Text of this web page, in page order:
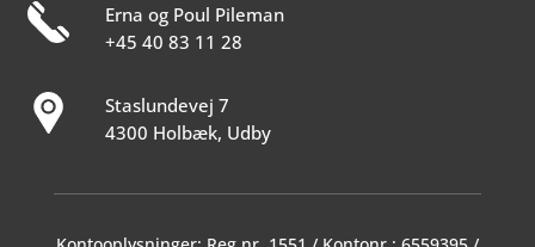
Erna og Poul Pileman
+45 40 83 11 28
Staslundevej 7
4300 Holbæk, Udby